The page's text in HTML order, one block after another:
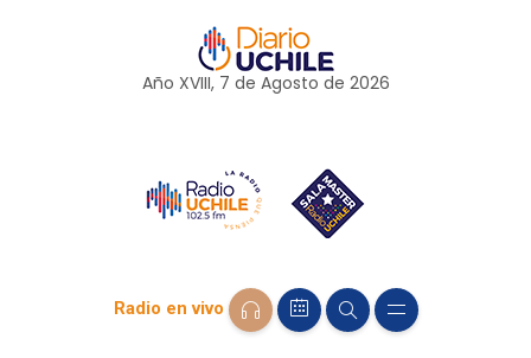
Año XVIII, 7 de Agosto de 2026
Radio en vivo